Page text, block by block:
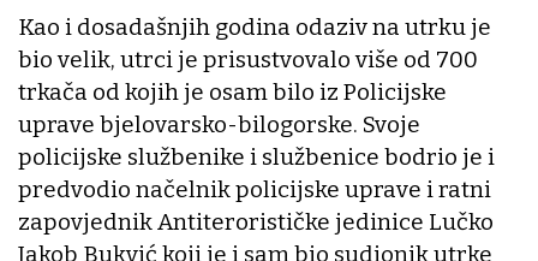
Kao i dosadašnjih godina odaziv na utrku je
bio velik, utrci je prisustvovalo više od 700
trkača od kojih je osam bilo iz Policijske
uprave bjelovarsko-bilogorske. Svoje
policijske službenike i službenice bodrio je i
predvodio načelnik policijske uprave i ratni
zapovjednik Antiterorističke jedinice Lučko
Jakob Bukvić koji je i sam bio sudionik utrke